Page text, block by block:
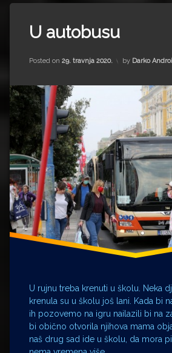
U autobusu
Posted on 29. travnja 2020.
Updated on
by Darko
U rujnu treba krenuti u školu. Neka
krenula su u školu još lani. Kada bi
ih pozovemo na igru nailazili bi na
bi obično otvorila njihova mama
naš drug sad ide u školu, da mora
Autobus
prvaci
mama
osnovna
škola
prvašići
Ronald
Chesney
Ronald
teta
Božena
učitelji
komentara
za
autobusu